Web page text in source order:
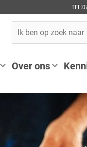
Over ons